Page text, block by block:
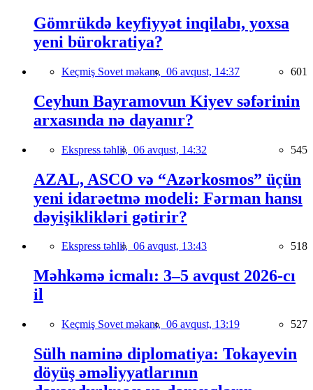
Gömrükdə keyfiyyət inqilabı, yoxsa
yeni bürokratiya?
Keçmiş Sovet məkanı, 06 avqust, 14:37 601
Ceyhun Bayramovun Kiyev səfərinin
arxasında nə dayanır?
Ekspress təhlil, 06 avqust, 14:32 545
AZAL, ASCO və “Azərkosmos” üçün
yeni idarəetmə modeli: Fərman hansı
dəyişiklikləri gətirir?
Ekspress təhlil, 06 avqust, 13:43 518
Məhkəmə icmalı: 3–5 avqust 2026-cı
il
Keçmiş Sovet məkanı, 06 avqust, 13:19 527
Sülh naminə diplomatiya: Tokayevin
döyüş əməliyyatlarının